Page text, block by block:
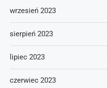
wrzesień 2023
sierpień 2023
lipiec 2023
czerwiec 2023